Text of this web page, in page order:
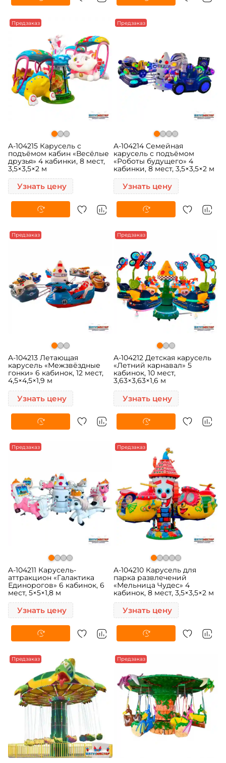
Предзаказ
A-104215 Карусель с
подъёмом кабин «Весёлые
друзья» 4 кабинки, 8 мест,
3,5×3,5×2 м
Узнать цену
Предзаказ
A-104214 Семейная
карусель с подъёмом
«Роботы будущего» 4
кабинки, 8 мест, 3,5×3,5×2 м
Узнать цену
Предзаказ
A-104213 Летающая
карусель «Межзвёздные
гонки» 6 кабинок, 12 мест,
4,5×4,5×1,9 м
Узнать цену
Предзаказ
A-104212 Детская карусель
«Летний карнавал» 5
кабинок, 10 мест,
3,63×3,63×1,6 м
Узнать цену
Предзаказ
A-104211 Карусель-
аттракцион «Галактика
Единорогов» 6 кабинок, 6
мест, 5×5×1,8 м
Узнать цену
Предзаказ
A-104210 Карусель для
парка развлечений
«Мельница Чудес» 4
кабинок, 8 мест, 3,5×3,5×2 м
Узнать цену
Предзаказ Предзаказ